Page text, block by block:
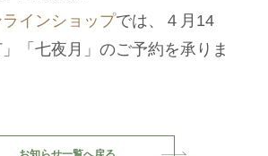
インショップでは、４月14
「七夜月」のご予約を承りま